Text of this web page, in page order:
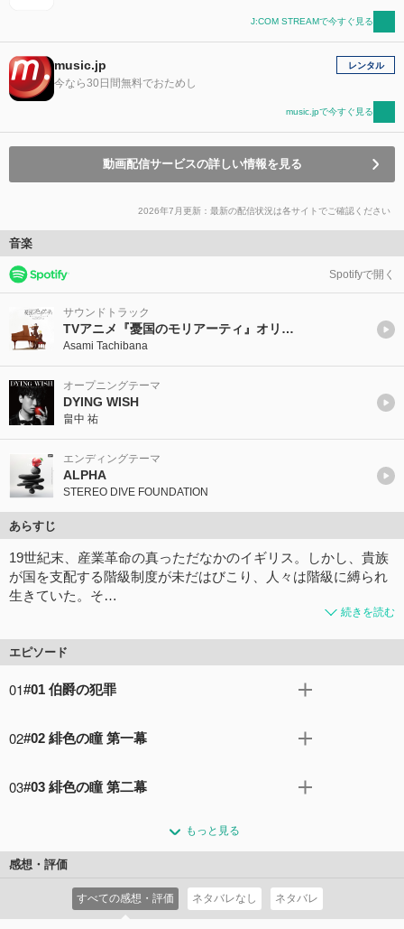
J:COM STREAMで今すぐ見る
music.jp
今なら30日間無料でおためし
レンタル
music.jpで今すぐ見る
動画配信サービスの詳しい情報を見る
2026年7月更新：最新の配信状況は各サイトでご確認ください
音楽
Spotifyで開く
サウンドトラック
TVアニメ『憂国のモリアーティ』オリジナルサウンドトラック
Asami Tachibana
オープニングテーマ
DYING WISH
畠中 祐
エンディングテーマ
ALPHA
STEREO DIVE FOUNDATION
あらすじ
19世紀末、産業革命の真っただなかのイギリス。しかし、貴族
が国を支配する階級制度が未だはびこり、人々は階級に縛られ
生きていた。そ…
続きを読む
エピソード
01#01 伯爵の犯罪
ロンドンの市民たちを脅かしていた。 ウィリアム・ジェー
貴族であることを探り当てる。 特権階級の立場を利用し、
く、“犯罪相談役（クライムコンサルタント）”であるウィ
コメント8件
02#02 緋色の瞳 第一幕
同士の差別を生んだ。そんな階級制度を嫌悪するモリアー
ド・スクールで不思議な魅力を持った孤児の少年に出会
う。大人顔負けの博識でどんな相談にも応える彼のもとに
自然と集まる人々。そしてアルバートもまた彼にある提案
を持ちかける。
コメント5件拍手12回
03#03 緋色の瞳 第二幕
迎えた。しかし養子といえど下級階級（アンダークラス）
出身者。真の「貴族の子ども」に成り代わることはできな
様子に、アルバートは……。 モリアーティ家の三兄弟、ア
ルバート、ウィリアム、ルイス。血のつながり以上に彼ら
もっと見る
感想・評価
すべての感想・評価 ネタバレなし ネタバレ